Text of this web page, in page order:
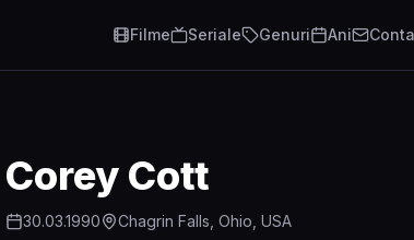
Filme Seriale Genuri Ani
Corey Cott
30.03.1990 Chagrin Falls, Ohio, USA